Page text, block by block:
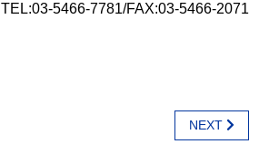
TEL:03-5466-7781/FAX:03-5466-2071
NEXT